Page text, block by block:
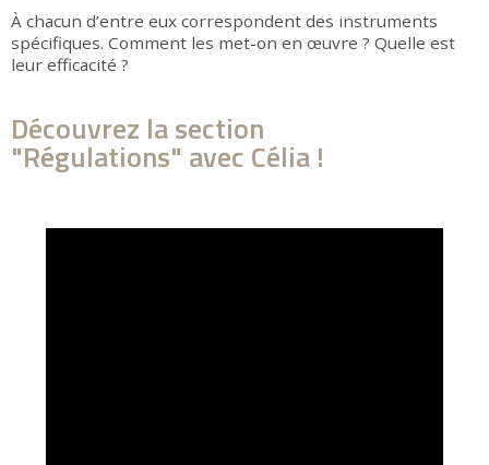
À chacun d’entre eux correspondent des instruments
spécifiques. Comment les met-on en œuvre ? Quelle est
leur efficacité ?
Découvrez la section
"Régulations" avec Célia !